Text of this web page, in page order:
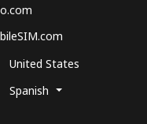
United States
Spanish